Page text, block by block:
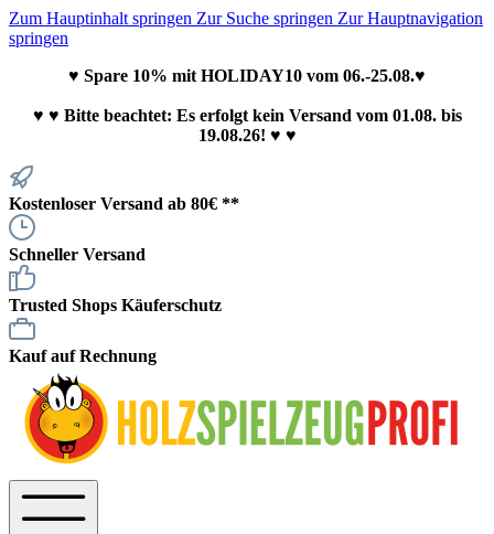
Zum Hauptinhalt springen Zur Suche springen Zur Hauptnavigation
springen
♥ Spare 10% mit HOLIDAY10 vom 06.-25.08.♥
♥ ♥ Bitte beachtet: Es erfolgt kein Versand vom 01.08. bis
19.08.26! ♥ ♥
Kostenloser Versand ab 80€ **
Schneller Versand
Trusted Shops Käuferschutz
Kauf auf Rechnung